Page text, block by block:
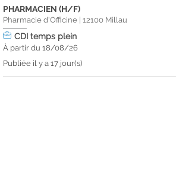
PHARMACIEN (H/F)
Pharmacie d'Officine |12100 Millau
CDItemps plein
À partir du 18/08/26
Publiée il y a 17 jour(s)